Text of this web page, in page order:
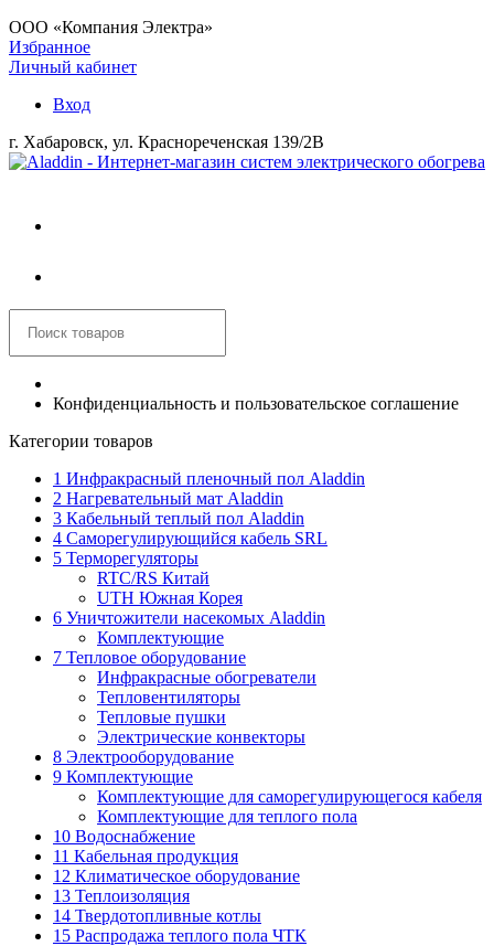
ООО «Компания Электра»
Избранное
Личный кабинет
Вход
г. Хабаровск, ул. Краснореченская 139/2В
Конфиденциальность и пользовательское соглашение
Категории товаров
1 Инфракрасный пленочный пол Aladdin
2 Нагревательный мат Aladdin
3 Кабельный теплый пол Aladdin
4 Саморегулирующийся кабель SRL
5 Терморегуляторы
RTC/RS Китай
UTH Южная Корея
6 Уничтожители насекомых Aladdin
Комплектующие
7 Тепловое оборудование
Инфракрасные обогреватели
Тепловентиляторы
Тепловые пушки
Электрические конвекторы
8 Электрооборудование
9 Комплектующие
Комплектующие для саморегулирующегося кабеля
Комплектующие для теплого пола
10 Водоснабжение
11 Кабельная продукция
12 Климатическое оборудование
13 Теплоизоляция
14 Твердотопливные котлы
15 Распродажа теплого пола ЧТК